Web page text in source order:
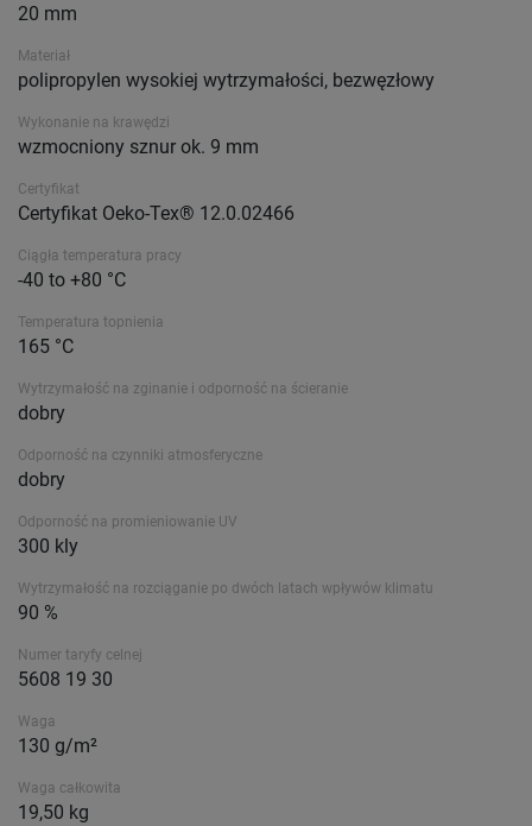
20 mm
Materiał
polipropylen wysokiej wytrzymałości, bezwęzłowy
Wykonanie na krawędzi
wzmocniony sznur ok. 9 mm
Certyfikat
Certyfikat Oeko-Tex® 12.0.02466
Ciągła temperatura pracy
-40 to +80 °C
Temperatura topnienia
165 °C
Wytrzymałość na zginanie i odporność na ścieranie
dobry
Odporność na czynniki atmosferyczne
dobry
Odporność na promieniowanie UV
300 kly
Wytrzymałość na rozciąganie po dwóch latach wpływów klimatu
90 %
Numer taryfy celnej
5608 19 30
Waga
130 g/m²
Waga całkowita
19,50 kg